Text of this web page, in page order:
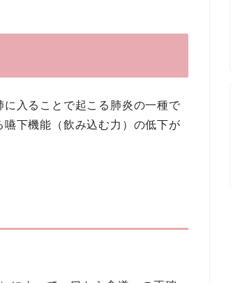
入ることで起こる肺炎の一種で
下機能（飲み込む力）の低下が